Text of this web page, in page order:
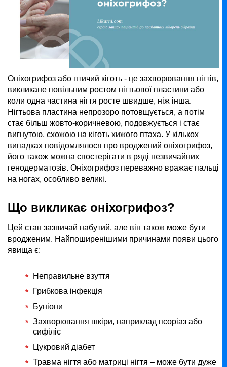
Оніхогрифоз або птичий кіготь - це захворювання нігтів,
викликане повільним ростом нігтьової пластини або
коли одна частина нігтя росте швидше, ніж інша.
Нігтьова пластина непрозоро потовщується, а потім
стає більш жовто-коричневою, подовжується і стає
вигнутою, схожою на кіготь хижого птаха. У кількох
випадках повідомлялося про вроджений оніхогрифоз,
його також можна спостерігати в ряді незвичайних
генодерматозів. Оніхогрифоз переважно вражає пальці
на ногах, особливо великі.
Що викликає оніхогрифоз?
Цей стан зазвичай набутий, але він також може бути
вродженим. Найпоширенішими причинами появи цього
явища є:
Неправильне взуття
Грибкова інфекція
Буніони
Захворювання шкіри, наприклад псоріаз або
сифіліс
Цукровий діабет
Травма нігтя або матриці нігтя – може бути дуже